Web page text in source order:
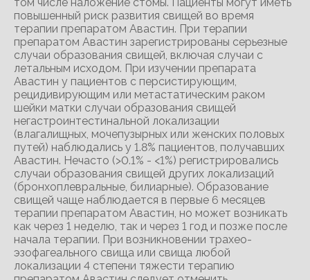
повышенный риск развития свищей во время
терапии препаратом Авастин. При терапии
препаратом Авастин зарегистрированы серьезные
случаи образования свищей, включая случаи с
летальным исходом. При изучении препарата
Авастин у пациентов с персистирующим,
рецидивирующим или метастатическим раком
шейки матки случаи образования свищей
негастроинтестинальной локализации
(влагалищных, мочепузырных или женских половых
путей) наблюдались у 1.8% пациентов, получавших
Авастин. Нечасто (>0.1% - <1%) регистрировались
случаи образования свищей других локализаций
(бронхоплевральные, билиарные). Образование
свищей чаще наблюдается в первые 6 месяцев
терапии препаратом Авастин, но может возникать
как через 1 неделю, так и через 1 год и позже после
начала терапии. При возникновении трахео-
эзофагеального свища или свища любой
локализации 4 степени тяжести терапию